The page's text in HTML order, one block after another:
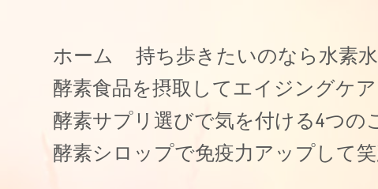
ホーム 持ち歩きたいのなら水素
酵素食品を摂取してエイジングケア
酵素サプリ選びで気を付ける4つの
酵素シロップで免疫力アップして